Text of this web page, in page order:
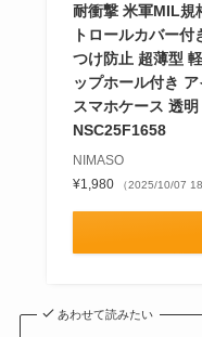
耐衝撃 米軍MIL規
トロールカバー
つけ防止 超薄型
ップホール付き
スマホケース 透明
NSC25F1658
NIMASO
¥1,980
（2025/10/07
あわせて読みたい